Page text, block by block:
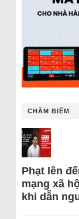
CHÂM BIẾM
Phạt lên
mạng xã
khi dẫn